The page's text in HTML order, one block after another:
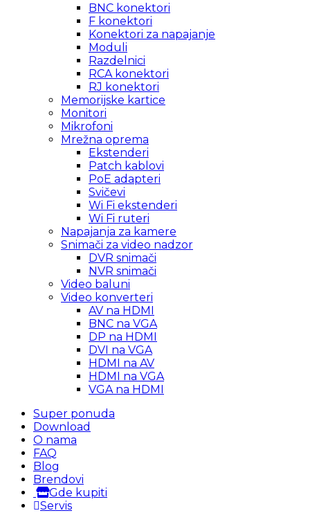
BNC konektori
F konektori
Konektori za napajanje
Moduli
Razdelnici
RCA konektori
RJ konektori
Memorijske kartice
Monitori
Mikrofoni
Mrežna oprema
Ekstenderi
Patch kablovi
PoE adapteri
Svičevi
Wi Fi ekstenderi
Wi Fi ruteri
Napajanja za kamere
Snimači za video nadzor
DVR snimači
NVR snimači
Video baluni
Video konverteri
AV na HDMI
BNC na VGA
DP na HDMI
DVI na VGA
HDMI na AV
HDMI na VGA
VGA na HDMI
Super ponuda
Download
O nama
FAQ
Blog
Brendovi
Gde kupiti
Servis